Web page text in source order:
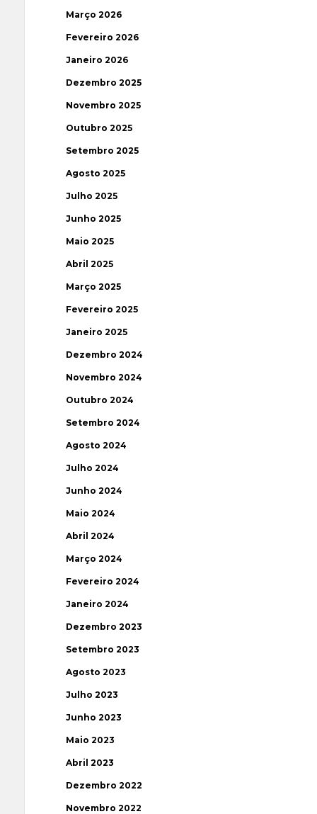
Março 2026
Fevereiro 2026
Janeiro 2026
Dezembro 2025
Novembro 2025
Outubro 2025
Setembro 2025
Agosto 2025
Julho 2025
Junho 2025
Maio 2025
Abril 2025
Março 2025
Fevereiro 2025
Janeiro 2025
Dezembro 2024
Novembro 2024
Outubro 2024
Setembro 2024
Agosto 2024
Julho 2024
Junho 2024
Maio 2024
Abril 2024
Março 2024
Fevereiro 2024
Janeiro 2024
Dezembro 2023
Setembro 2023
Agosto 2023
Julho 2023
Junho 2023
Maio 2023
Abril 2023
Dezembro 2022
Novembro 2022